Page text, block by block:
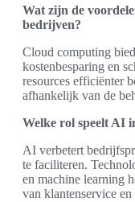
Wat zijn de
bedrijven?
Cloud computing
kostenbesparing en
resources efficiënter
afhankelijk van de
Welke rol speelt AI
AI verbetert
te faciliteren.
en machine learning
van klantenservice en